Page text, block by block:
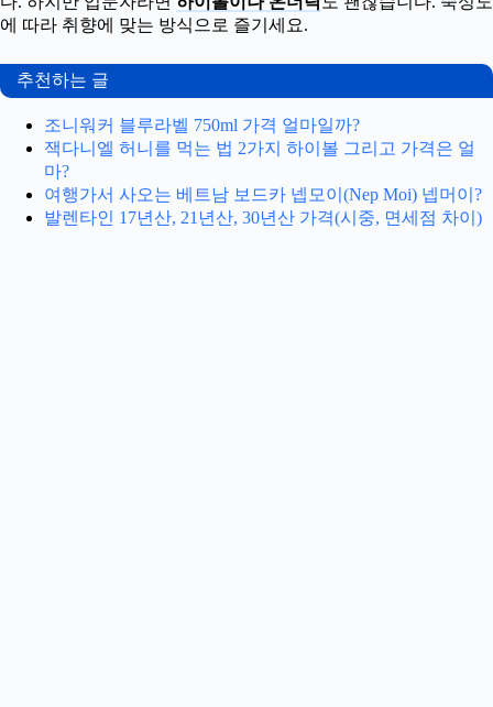
에 따라 취향에 맞는 방식으로 즐기세요.
추천하는 글
조니워커 블루라벨 750ml 가격 얼마일까?
잭다니엘 허니를 먹는 법 2가지 하이볼 그리고 가격은 얼
마?
여행가서 사오는 베트남 보드카 넵모이(Nep Moi) 넵머이?
발렌타인 17년산, 21년산, 30년산 가격(시중, 면세점 차이)